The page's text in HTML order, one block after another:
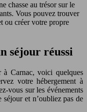
chasse au trésor sur le
Vous pouvez trouver
ou créer votre propre
séjour réussi
à Carnac, voici quelques
votre hébergement à
vous sur les événements
et n’oubliez pas de